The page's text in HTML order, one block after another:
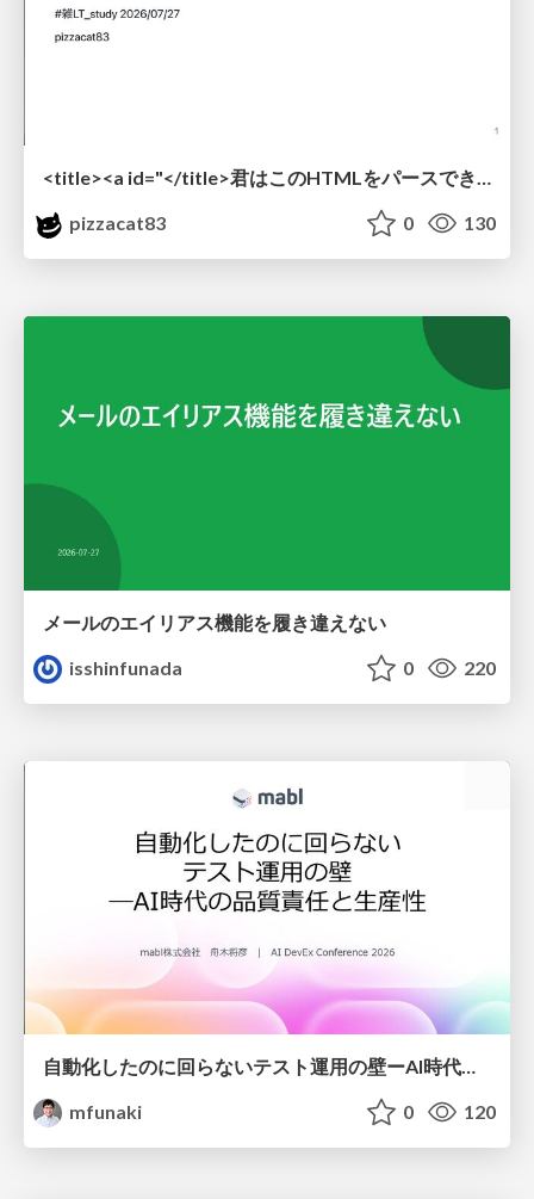
<title><a id="</title>君はこのHTMLをパースできるか"></a></title> #雑LT_study
pizzacat83
0 130
メールのエイリアス機能を履き違えない
isshinfunada
0 220
自動化したのに回らないテスト運用の壁ーAI時代の品質責任と生産性
mfunaki
0 120